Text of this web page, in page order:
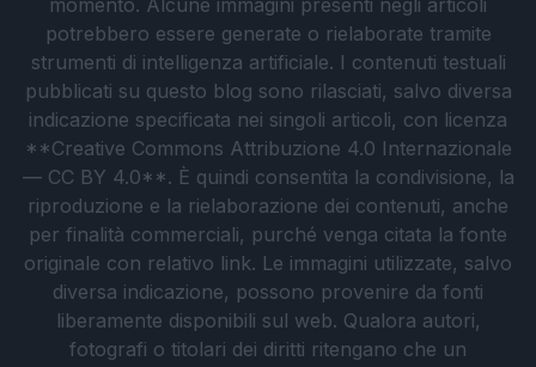
momento. Alcune immagini presenti negli articoli
potrebbero essere generate o rielaborate tramite
strumenti di intelligenza artificiale. I contenuti testuali
pubblicati su questo blog sono rilasciati, salvo diversa
indicazione specificata nei singoli articoli, con licenza
**Creative Commons Attribuzione 4.0 Internazionale
— CC BY 4.0**. È quindi consentita la condivisione, la
riproduzione e la rielaborazione dei contenuti, anche
per finalità commerciali, purché venga citata la fonte
originale con relativo link. Le immagini utilizzate, salvo
diversa indicazione, possono provenire da fonti
liberamente disponibili sul web. Qualora autori,
fotografi o titolari dei diritti ritengano che un